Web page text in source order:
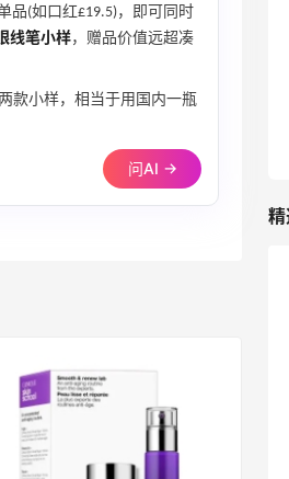
品(如口红£19.5)，即可同时
线笔小样，赠品价值远超凑
款小样，相当于用国内一瓶
问AI →
返利
得返利
Denim
海淘攻略】Bobbi Brown黑五
淘折扣预测！